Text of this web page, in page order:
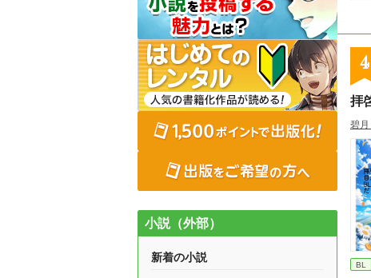
4
拝
碧月
BL
小説（外部）
新着の小説